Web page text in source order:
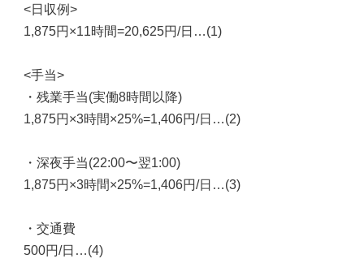
<日収例>
1,875円×11時間=20,625円/日…(1)
<手当>
・残業手当(実働8時間以降)
1,875円×3時間×25%=1,406円/日…(2)
・深夜手当(22:00〜翌1:00)
1,875円×3時間×25%=1,406円/日…(3)
・交通費
500円/日…(4)